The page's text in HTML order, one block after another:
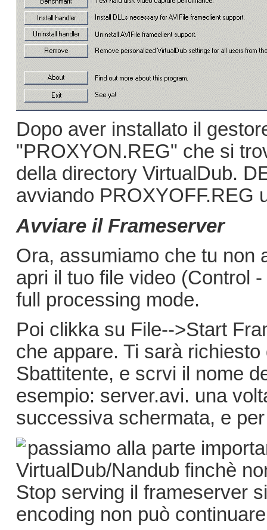
Dopo aver installato il
"PROXYON.REG" che si
della directory VirtualDub.
avviando PROXYOFF.REG
Avviare il Frameserver
Ora, assumiamo che tu non
apri il tuo file video (Control
full processing mode.
Poi clikka su File-->Start
che appare. Ti sarà
Sbattitente, e scrvi il nome
esempio: server.avi. una
successiva schermata, e
passiamo alla parte
VirtualDub/Nandub finchè
Stop serving il frameserver
encoding non può